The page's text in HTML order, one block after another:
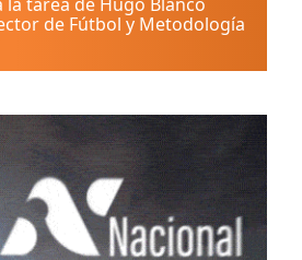
de Fútbol y Metodología